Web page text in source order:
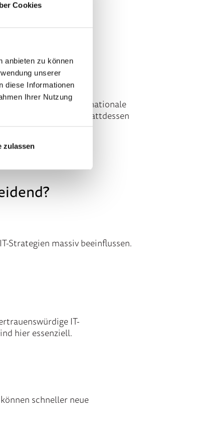
Cookies
anbieten zu können
unserer
diese Informationen
Ihrer Nutzung
zulassen
oder ausschließlich nationale
kaum realisierbar. Stattdessen
Strategien massiv beeinflussen.
IT-
hier essenziell.
schneller neue